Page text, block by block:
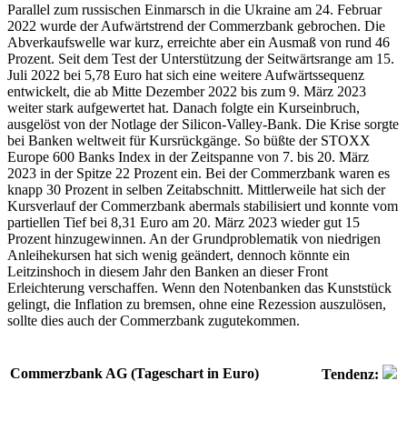
Parallel zum russischen Einmarsch in die Ukraine am 24. Februar
2022 wurde der Aufwärtstrend der Commerzbank gebrochen. Die
Abverkaufswelle war kurz, erreichte aber ein Ausmaß von rund 46
Prozent. Seit dem Test der Unterstützung der Seitwärtsrange am 15.
Juli 2022 bei 5,78 Euro hat sich eine weitere Aufwärtssequenz
entwickelt, die ab Mitte Dezember 2022 bis zum 9. März 2023
weiter stark aufgewertet hat. Danach folgte ein Kurseinbruch,
ausgelöst von der Notlage der Silicon-Valley-Bank. Die Krise sorgte
bei Banken weltweit für Kursrückgänge. So büßte der STOXX
Europe 600 Banks Index in der Zeitspanne von 7. bis 20. März
2023 in der Spitze 22 Prozent ein. Bei der Commerzbank waren es
knapp 30 Prozent in selben Zeitabschnitt. Mittlerweile hat sich der
Kursverlauf der Commerzbank abermals stabilisiert und konnte vom
partiellen Tief bei 8,31 Euro am 20. März 2023 wieder gut 15
Prozent hinzugewinnen. An der Grundproblematik von niedrigen
Anleihekursen hat sich wenig geändert, dennoch könnte ein
Leitzinshoch in diesem Jahr den Banken an dieser Front
Erleichterung verschaffen. Wenn den Notenbanken das Kunststück
gelingt, die Inflation zu bremsen, ohne eine Rezession auszulösen,
sollte dies auch der Commerzbank zugutekommen.
Commerzbank AG (Tageschart in Euro) Tendenz: